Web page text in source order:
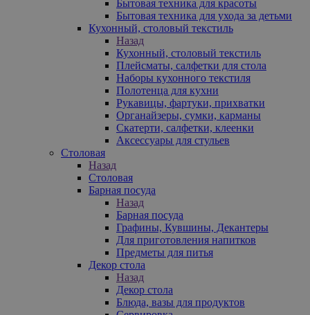
Бытовая техника для красоты
Бытовая техника для ухода за детьми
Кухонный, столовый текстиль
Назад
Кухонный, столовый текстиль
Плейсматы, салфетки для стола
Наборы кухонного текстиля
Полотенца для кухни
Рукавицы, фартуки, прихватки
Органайзеры, сумки, карманы
Скатерти, салфетки, клеенки
Аксессуары для стульев
Столовая
Назад
Столовая
Барная посуда
Назад
Барная посуда
Графины, Кувшины, Декантеры
Для приготовления напитков
Предметы для питья
Декор стола
Назад
Декор стола
Блюда, вазы для продуктов